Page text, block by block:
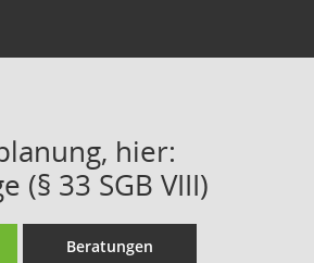
hier:
(§ 33 SGB VIII)
Beratungen